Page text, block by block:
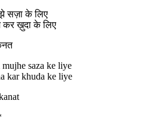
सज़ा के लिए
कर ख़ुदा के लिए
saza ke liye
kar khuda ke liye